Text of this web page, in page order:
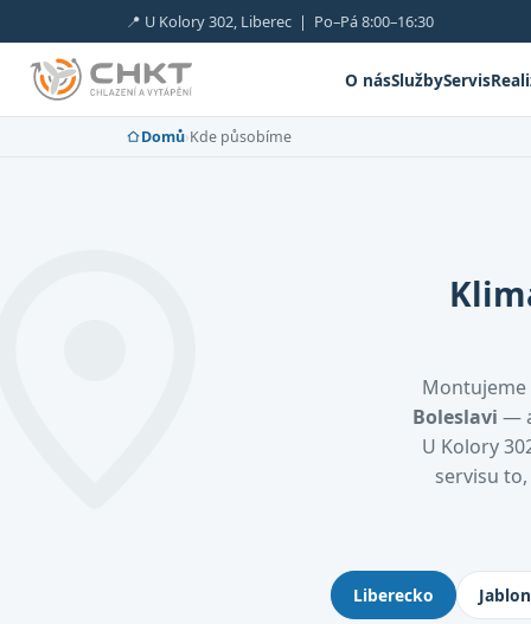
📍 U Kolory 302, Liberec | Po–Pá 8:00–16:30
O násSlužbyServis
Domů›Kde působíme
Boleslavi —
U Kolory
servisu
Kde montujemeLiberecko